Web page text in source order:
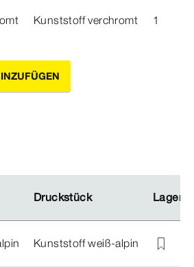
Kunststoff verchromt 1
Druckstück
Druckstück
Kunststoff weiß-alpin